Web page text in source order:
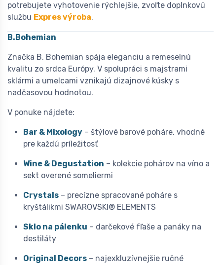
potrebujete vyhotovenie rýchlejšie, zvoľte doplnkovú
službu Expres výroba.
B.Bohemian
Značka B. Bohemian spája eleganciu a remeselnú
kvalitu zo srdca Európy. V spolupráci s majstrami
sklármi a umelcami vznikajú dizajnové kúsky s
nadčasovou hodnotou.
V ponuke nájdete:
Bar & Mixology – štýlové barové poháre, vhodné
pre každú príležitosť
Wine & Degustation – kolekcie pohárov na víno a
sekt overené someliermi
Crystals – precízne spracované poháre s
kryštálikmi SWAROVSKI® ELEMENTS
Sklo na pálenku – darčekové fľaše a panáky na
destiláty
Original Decors – najexkluzívnejšie ručné